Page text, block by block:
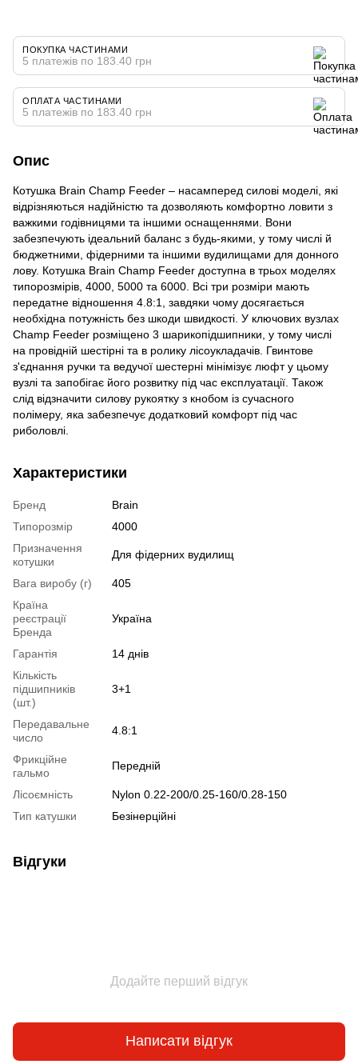
ПОКУПКА ЧАСТИНАМИ
5 платежів по 183.40 грн
ОПЛАТА ЧАСТИНАМИ
5 платежів по 183.40 грн
Опис
Котушка Brain Champ Feeder – насамперед силові моделі, які
відрізняються надійністю та дозволяють комфортно ловити з
важкими годівницями та іншими оснащеннями. Вони
забезпечують ідеальний баланс з будь-якими, у тому числі й
бюджетними, фідерними та іншими вудилищами для донного
лову. Котушка Brain Champ Feeder доступна в трьох моделях
типорозмірів, 4000, 5000 та 6000. Всі три розміри мають
передатне відношення 4.8:1, завдяки чому досягається
необхідна потужність без шкоди швидкості. У ключових вузлах
Champ Feeder розміщено 3 шарикопідшипники, у тому числі
на провідній шестірні та в ролику лісоукладачів. Гвинтове
з'єднання ручки та ведучої шестерні мінімізує люфт у цьому
вузлі та запобігає його розвитку під час експлуатації. Також
слід відзначити силову рукоятку з кнобом із сучасного
полімеру, яка забезпечує додатковий комфорт під час
риболовлі.
Характеристики
Бренд
Brain
Типорозмір
4000
Призначення
котушки
Для фідерних вудилищ
Вага виробу (г)
405
Країна
реєстрації
Бренда
Україна
Гарантія
14 днів
Кількість
підшипників
(шт.)
3+1
Передавальне
число
4.8:1
Фрикційне
гальмо
Передній
Лісоємність
Nylon 0.22-200/0.25-160/0.28-150
Тип катушки
Безінерційні
Відгуки
Додайте перший відгук
Написати відгук